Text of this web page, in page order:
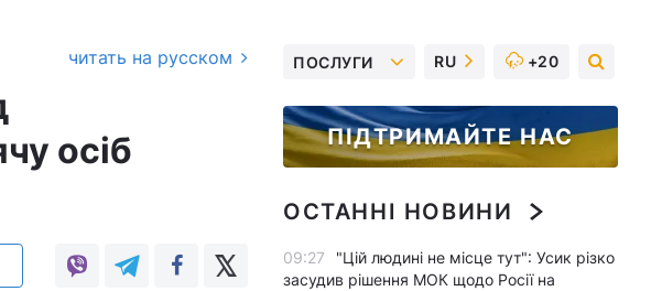
читать на русском
осіб
ПОСЛУГИ RU +20
ПІДТРИМАЙТЕ НАС
ОСТАННІ НОВИНИ
09:27
"Цій людині не місце тут": Усик різко
засудив рішення МОК щодо Росії на